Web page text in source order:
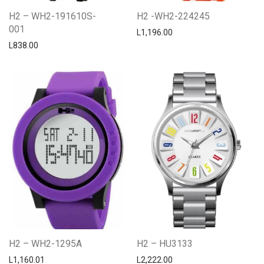
H2 – WH2-191610S-
001
L838.00
H2 -WH2-224245
L1,196.00
H2 – WH2-1295A
L1,160.01
H2 – HU3133
L2,222.00